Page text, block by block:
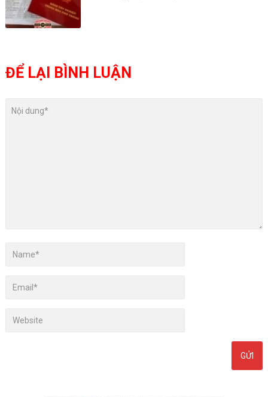
ĐỂ LẠI BÌNH LUẬN